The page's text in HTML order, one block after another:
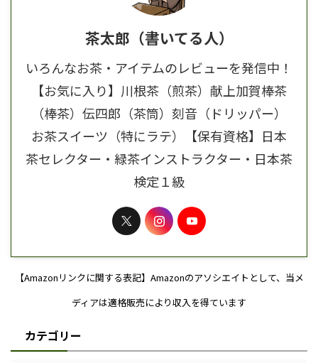
茶太郎（書いてる人）
いろんなお茶・アイテムのレビューを発信中！
【お気に入り】川根茶（煎茶）献上加賀棒茶
（棒茶）伝四郎（茶筒）刻音（ドリッパー）
お茶スイーツ（特にラテ）【保有資格】日本
茶セレクター・緑茶インストラクター・日本茶
検定１級
【Amazonリンクに関する表記】Amazonのアソシエイトとして、当メ
ディアは適格販売により収入を得ています
カテゴリー